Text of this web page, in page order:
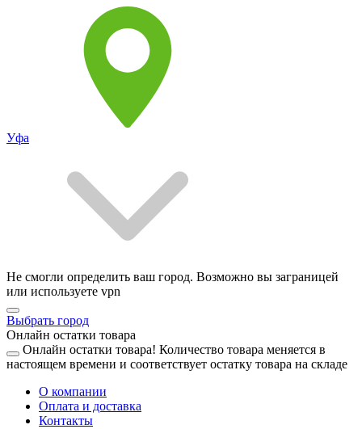
Уфа
Не смогли определить ваш город. Возможно вы заграницей
или используете vpn
Выбрать город
Онлайн остатки товара
Онлайн остатки товара! Количество товара меняется в
настоящем времени и соответствует остатку товара на складе
О компании
Оплата и доставка
Контакты